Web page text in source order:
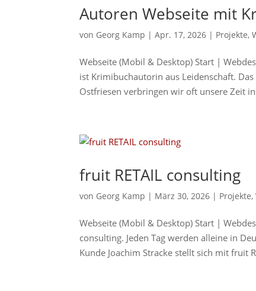
Autoren Webseite mit
von Georg Kamp |Apr. 17, 2026 | Projekte,
Webseite (Mobil & Desktop) Start |
ist Krimibuchautorin aus Leidenschaft.
Ostfriesen verbringen wir oft unsere Zeit
fruit RETAIL consulting
von Georg Kamp | März 30, 2026 | Projekte,
Webseite (Mobil & Desktop) Start |
consulting. Jeden Tag werden alleine in
Kunde Joachim Stracke stellt sich mit fruit